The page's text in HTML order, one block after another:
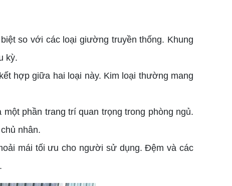
so với các loại giường truyền thống. Khung
kỳ.
hợp giữa hai loại này. Kim loại thường mang
phần trang trí quan trọng trong phòng ngủ.
nhân.
mái tối ưu cho người sử dụng. Đệm và các